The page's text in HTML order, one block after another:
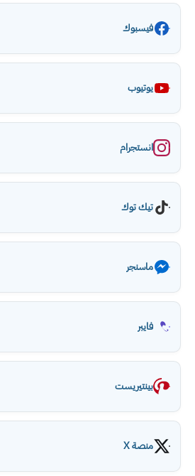
فيسبوك
يوتيوب
انستجرام
تيك توك
ماسنجر
فايبر
بينتيريست
منصة X